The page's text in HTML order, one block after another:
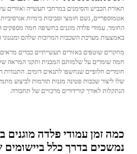
תאורת הכביש והסימנים במרחבי תעשייה ואזורים
אטמוספריים, גשם חומצי וסביבות כימיות
החומר. עמודי פלדה מוגנים בחשיפה חמה מספקים
באמצעות מערכת השכבות המרובות שלהם ומנגנוני
מחקרים שוטפים באזורים תעשייתיים כבדים
חמה שומרים על שלמותם המבנית ותקני המראה
חומרים חלופיים שנחשפו לתנאים דומים. התנגדות
שלו ליצור שכבות פטינה מגנות תורמות לביצוע
הנתקלות לאורך קורידורים מרכזיים של תחבורה.
כמה זמן עמודי פלדה
נמשכים בדרך כלל